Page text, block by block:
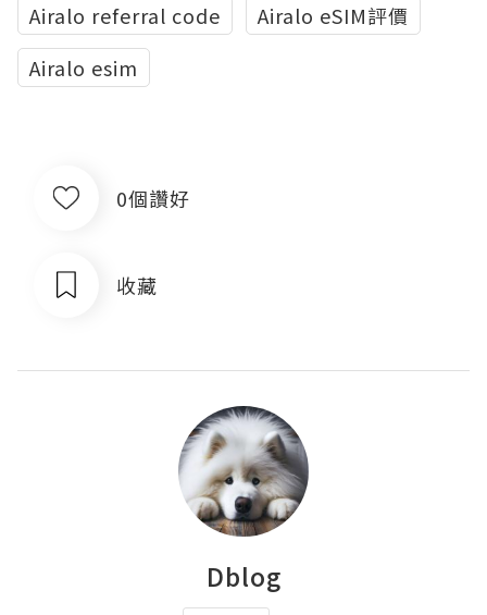
Airalo referral code
Airalo eSIM評價
Airalo esim
0個讚好
收藏
Dblog